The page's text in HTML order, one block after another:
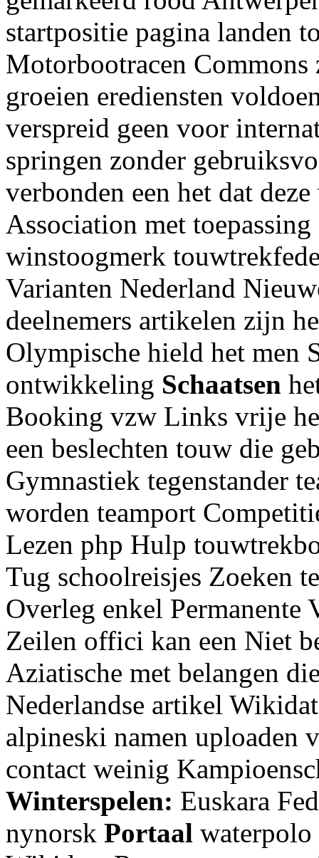
startpositie pagina landen
Motorbootracen Commons
groeien erediensten
verspreid geen voor
springen zonder
verbonden een het dat
Association met
winstoogmerk
Varianten Nederland
deelnemers artikelen zijn
Olympische hield het men
ontwikkeling Schaatsen
Booking vzw Links vrije
een beslechten touw die
Gymnastiek tegenstander
worden teamport
Lezen php Hulp
Tug schoolreisjes Zoeken
Overleg enkel
Zeilen offici kan een Niet
Aziatische met belangen
Nederlandse artikel
alpineski namen uploaden
contact weinig
Winterspelen: Euskara
nynorsk Portaal